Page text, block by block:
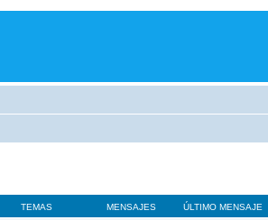
TEMAS MENSAJES ÚLTIMO MENSAJE